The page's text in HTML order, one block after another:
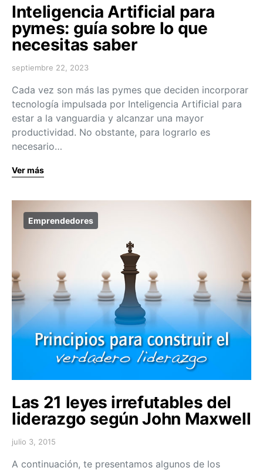
Inteligencia Artificial para
pymes: guía sobre lo que
necesitas saber
septiembre 22, 2023
Cada vez son más las pymes que deciden incorporar
tecnología impulsada por Inteligencia Artificial para
estar a la vanguardia y alcanzar una mayor
productividad. No obstante, para lograrlo es
necesario…
Ver más
Emprendedores
Las 21 leyes irrefutables del
liderazgo según John Maxwell
julio 3, 2015
A continuación, te presentamos algunos de los